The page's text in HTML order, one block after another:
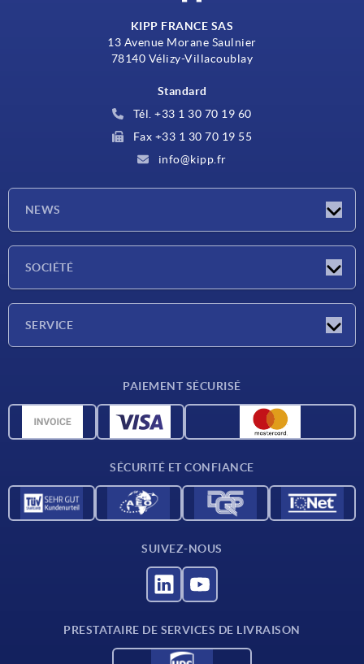
KIPP FRANCE SAS
13 Avenue Morane Saulnier
78140 Vélizy-Villacoublay
Standard
Tél. +33 1 30 70 19 60
Fax +33 1 30 70 19 55
info@kipp.fr
NEWS
SOCIÉTÉ
SERVICE
Données CAO
PAIEMENT SÉCURISÉ
SÉCURITÉ ET CONFIANCE
SUIVEZ-NOUS
PRESTATAIRE DE SERVICES DE LIVRAISON